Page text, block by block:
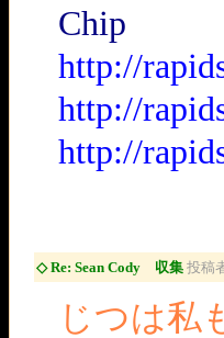
Chip
http://
http://
http://
◇ Re: Sean Cody 収集 投稿
じつは私